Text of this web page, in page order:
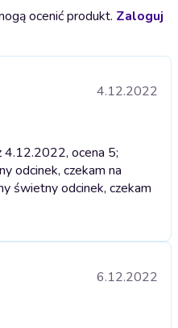
ocenić produkt. Zaloguj
4.12.2022
4.12.2022, ocena 5;
odcinek, czekam na
świetny odcinek, czekam
6.12.2022